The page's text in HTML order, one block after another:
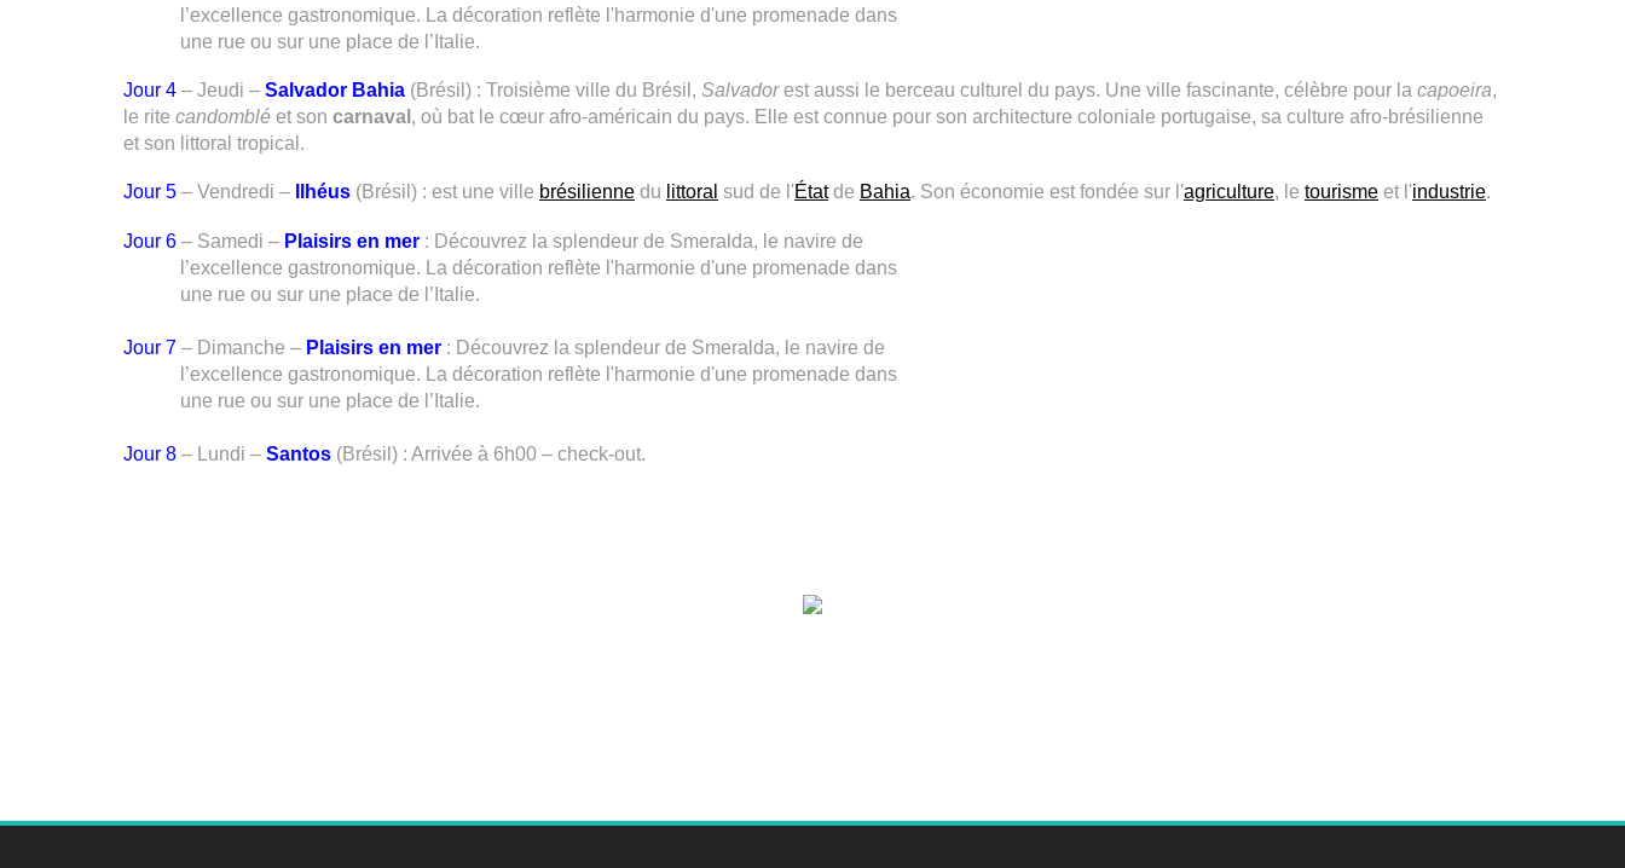
l’excellence gastronomique. La décoration reflète l'harmonie d'une promenade dans
une rue ou sur une place de l’Italie.
Jour 4 – Jeudi – Salvador Bahia (Brésil) : Troisième ville du Brésil, Salvadorest aussi le berceau culturel du pays. Une ville fascinante, célèbre pour la capoeira,
le rite candomblé et son carnaval , où bat le cœur afro-américain du pays. Elle est connue pour son architecture coloniale portugaise, sa culture afro-brésilienne
et son littoral tropical.
Jour 5 – Vendredi – Ilhéus (Brésil) : est une ville brésilienne du littoral sud de l'Étatde Bahia. Son économie est fondée sur l'agriculture, le tourisme et l'industrie.
Jour 6 – Samedi – Plaisirs en mer : Découvrez la splendeur de Smeralda, le navire de
l’excellence gastronomique. La décoration reflète l'harmonie d'une promenade dans
une rue ou sur une place de l’Italie.
Jour 7 – Dimanche – Plaisirs en mer : Découvrez la splendeur de Smeralda, le navire de
l’excellence gastronomique. La décoration reflète l'harmonie d'une promenade dans
une rue ou sur une place de l’Italie.
Jour 8 – Lundi – Santos (Brésil) : Arrivée à 6h00 – check-out.